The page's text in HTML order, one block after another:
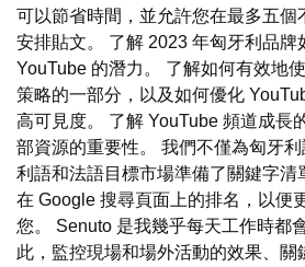
可以節省時間，並允許您在最多五個
安排貼文。 了解 2023 年匈牙利品牌
YouTube 的潛力。 了解如何有效地
策略的一部分，以及如何優化
高可見度。 了解 YouTube 頻道成長
部資源的重要性。 我們不僅為匈牙
利語和法語目標市場準備了關鍵字清
在 Google 搜尋頁面上的排名，以便
您。 Senuto 是我幾乎每天工作時都
此，監控現場和場外活動的效果、關